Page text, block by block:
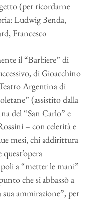
(per ricordarne
Ludwig Benda,
Francesco
il “Barbiere” di
di Gioacchino
Argentina di
(assistito dalla
del “San Carlo” e
– con celerità e
mesi, chi addirittura
a “metter le mani”
che si abbassò a
sua ammirazione”, per